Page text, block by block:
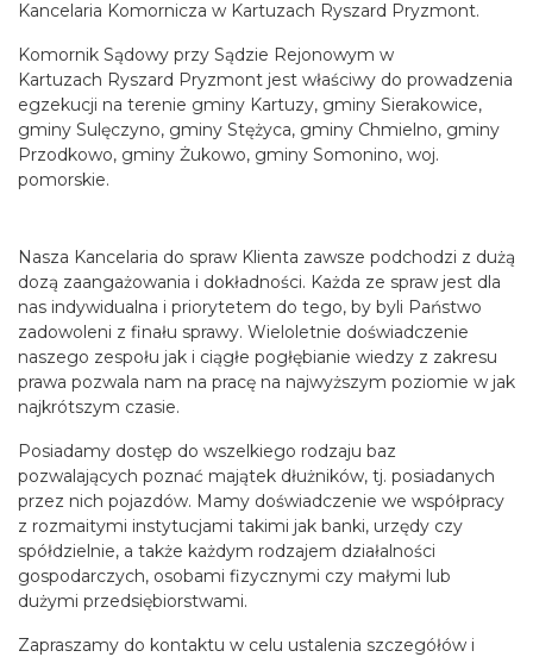
Kancelaria Komornicza w Kartuzach Ryszard Pryzmont.
Komornik Sądowy przy Sądzie Rejonowym w
Kartuzach Ryszard Pryzmont jest właściwy do prowadzenia
egzekucji na terenie gminy Kartuzy, gminy Sierakowice,
gminy Sulęczyno, gminy Stężyca, gminy Chmielno, gminy
Przodkowo, gminy Żukowo, gminy Somonino, woj.
pomorskie.
Nasza Kancelaria do spraw Klienta zawsze podchodzi z dużą
dozą zaangażowania i dokładności. Każda ze spraw jest dla
nas indywidualna i priorytetem do tego, by byli Państwo
zadowoleni z finału sprawy. Wieloletnie doświadczenie
naszego zespołu jak i ciągłe pogłębianie wiedzy z zakresu
prawa pozwala nam na pracę na najwyższym poziomie w jak
najkrótszym czasie.
Posiadamy dostęp do wszelkiego rodzaju baz
pozwalających poznać majątek dłużników, tj. posiadanych
przez nich pojazdów. Mamy doświadczenie we współpracy
z rozmaitymi instytucjami takimi jak banki, urzędy czy
spółdzielnie, a także każdym rodzajem działalności
gospodarczych, osobami fizycznymi czy małymi lub
dużymi przedsiębiorstwami.
Zapraszamy do kontaktu w celu ustalenia szczegółów i